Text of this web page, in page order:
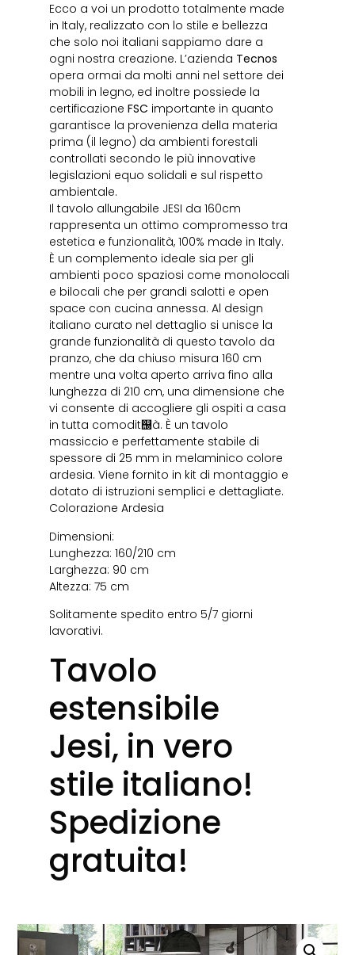
Ecco a voi un prodotto totalmente made
in Italy, realizzato con lo stile e bellezza
che solo noi italiani sappiamo dare a
ogni nostra creazione. L’azienda Tecnos
opera ormai da molti anni nel settore dei
mobili in legno, ed inoltre possiede la
certificazioneFSC importante in quanto
garantisce la provenienza della materia
prima (il legno) da ambienti forestali
controllati secondo le più innovative
legislazioni equo solidali e sul rispetto
ambientale.
Il tavolo allungabile JESI da 160cm
rappresenta un ottimo compromesso tra
estetica e funzionalità, 100% made in Italy.
È un complemento ideale sia per gli
ambienti poco spaziosi come monolocali
e bilocali che per grandi salotti e open
space con cucina annessa. Al design
italiano curato nel dettaglio si unisce la
grande funzionalità di questo tavolo da
pranzo, che da chiuso misura 160 cm
mentre una volta aperto arriva fino alla
lunghezza di 210 cm, una dimensione che
vi consente di accogliere gli ospiti a casa
in tutta comodit஠à. È un tavolo
massiccio e perfettamente stabile di
spessore di 25 mm in melaminico colore
ardesia. Viene fornito in kit di montaggio e
dotato di istruzioni semplici e dettagliate.
Colorazione Ardesia
Dimensioni:
Lunghezza: 160/210 cm
Larghezza: 90 cm
Altezza: 75 cm
Solitamente spedito entro 5/7 giorni
lavorativi.
Tavolo
estensibile
Jesi, in vero
stile italiano!
Spedizione
gratuita!